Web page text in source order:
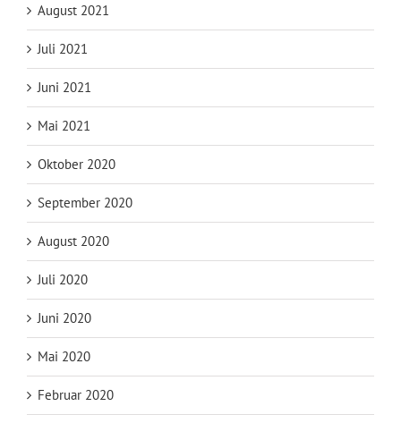
August 2021
Juli 2021
Juni 2021
Mai 2021
Oktober 2020
September 2020
August 2020
Juli 2020
Juni 2020
Mai 2020
Februar 2020